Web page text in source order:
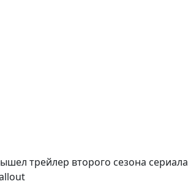
трейлер второго сезона сериала